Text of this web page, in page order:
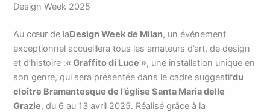
Design Week 2025
Au cœur de laDesign Week de Milan, un événement
exceptionnel accueillera tous les amateurs d’art, de design
et d’histoire :« Graffito di Luce », une installation unique en
son genre, qui sera présentée dans le cadre suggestifdu
cloître Bramantesque de l’église Santa Maria delle
Grazie, du 6 au 13 avril 2025. Réalisé grâce à la